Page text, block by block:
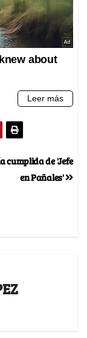
cumplida de 'Jefe
en Pañales'